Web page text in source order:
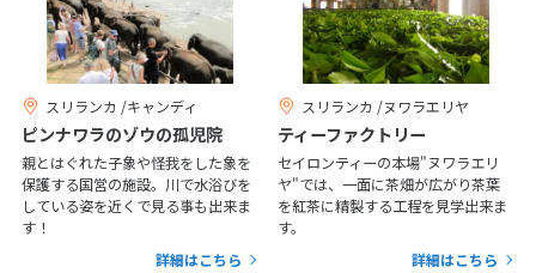
スリランカ /キャンディ
ピンナワラのゾウの孤児院
親とはぐれた子象や怪我をした象を
保護する国営の施設。川で水浴びを
している姿を近くで見る事も出来ま
す！
詳細はこちら
スリランカ /ヌワラエリヤ
ティーファクトリー
セイロンティーの本場"ヌワラエリ
ヤ"では、一面に茶畑が広がり茶葉
を紅茶に精製する工程を見学出来ま
す。
詳細はこちら
1 2 4 5
6
7
8 9 11 12
13
21
22 23 25 26
28
29 30
4月未定